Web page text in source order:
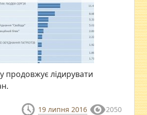
продовжує лідирувати
19 липня 2016 2050